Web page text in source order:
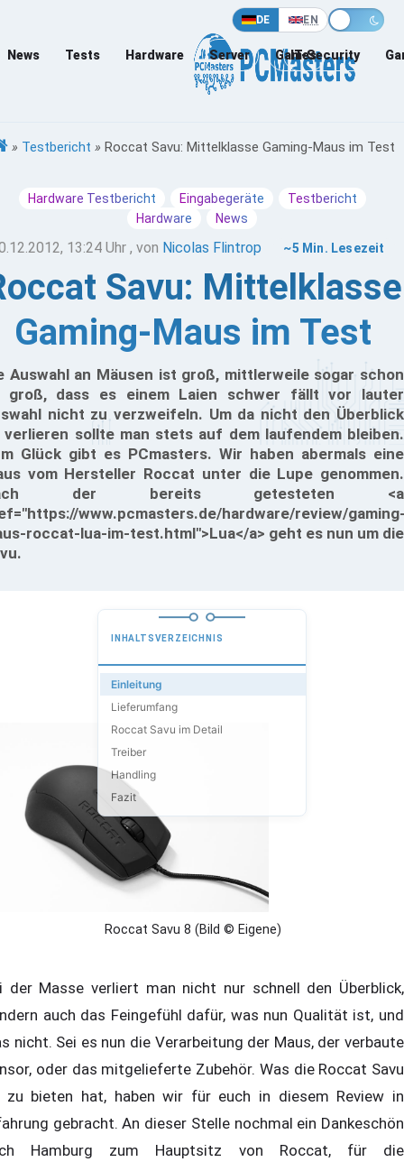
DE EN
News Tests Hardware Server Games
IT-Security
» Testbericht » Roccat Savu: Mittelklasse Gaming-Maus im Test
Hardware Testbericht Eingabegeräte
Testbericht
Hardware
News
13:24 Uhr , von Nicolas Flintrop ~5 Min. Lesezeit
Savu: Mittelklasse
Gaming-Maus im Test
Auswahl an Mäusen ist groß, mittlerweile sogar schon
groß, dass es einem Laien schwer fällt vor lauter
nicht zu verzweifeln. Um da nicht den Überblick
verlieren sollte man stets auf dem laufendem bleiben.
Glück gibt es PCmasters. Wir haben abermals eine
vom Hersteller Roccat unter die Lupe genommen.
der bereits getesteten <a
www.pcmasters.de/hardware/review/
roccat-lua-im-test.html">Lua</a> geht es nun um die
INHALTSVERZEICHNIS
Einleitung
Lieferumfang
Roccat Savu im Detail
Treiber
Handling
Fazit
Roccat Savu 8 (Bild © Eigene)
der Masse verliert man nicht nur schnell den Überblick,
auch das Feingefühl dafür, was nun Qualität ist, und
nicht. Sei es nun die Verarbeitung der Maus, der verbaute
oder das mitgelieferte Zubehör. Was die Roccat Savu
zu bieten hat, haben wir für euch in diesem Review in
gebracht. An dieser Stelle nochmal ein Dankeschön
Hamburg zum Hauptsitz von Roccat, für die